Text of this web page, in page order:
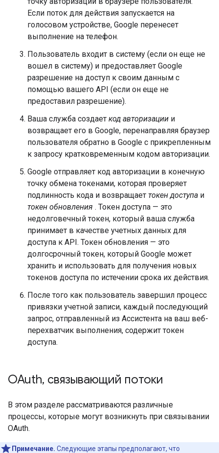
Если поток для действия запускается на
голосовом устройстве, Google перенесет
выполнение на телефон.
Пользователь входит в систему (если он еще не
вошел в систему) и предоставляет Google
разрешение на доступ к своим данным с
помощью вашего API (если он еще не
предоставил разрешение).
Ваша служба создает код авторизации и
возвращает его в Google, перенаправляя браузер
пользователя обратно в Google с прикрепленным
к запросу кратковременным кодом авторизации.
Google отправляет код авторизации в конечную
точку обмена токенами, которая проверяет
подлинность кода и возвращает токен доступа и
токен обновления . Токен доступа — это
недолговечный токен, который ваша служба
принимает в качестве учетных данных для
доступа к API. Токен обновления — это
долгосрочный токен, который Google может
хранить и использовать для получения новых
токенов доступа по истечении срока их действия.
После того как пользователь завершил процесс
привязки учетной записи, каждый последующий
запрос, отправленный из Ассистента на ваш веб-
перехватчик выполнения, содержит токен
доступа.
OAuth, связывающий потоки
В этом разделе рассматриваются различные
процессы, которые могут возникнуть при связывании
OAuth.
Примечание. Следующие этапы предполагают, что